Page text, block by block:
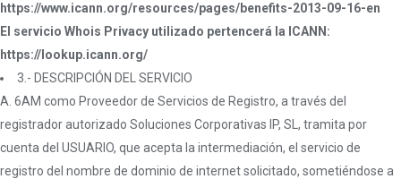
https://www.icann.org/resources/pages/benefits-2013-09-16-en
El servicio Whois Privacy utilizado pertencerá la ICANN:
https://lookup.icann.org/
3.- DESCRIPCIÓN DEL SERVICIO
A. 6AM como Proveedor de Servicios de Registro, a través del
registrador autorizado Soluciones Corporativas IP, SL, tramita por
cuenta del USUARIO, que acepta la intermediación, el servicio de
registro del nombre de dominio de internet solicitado, sometiéndose a